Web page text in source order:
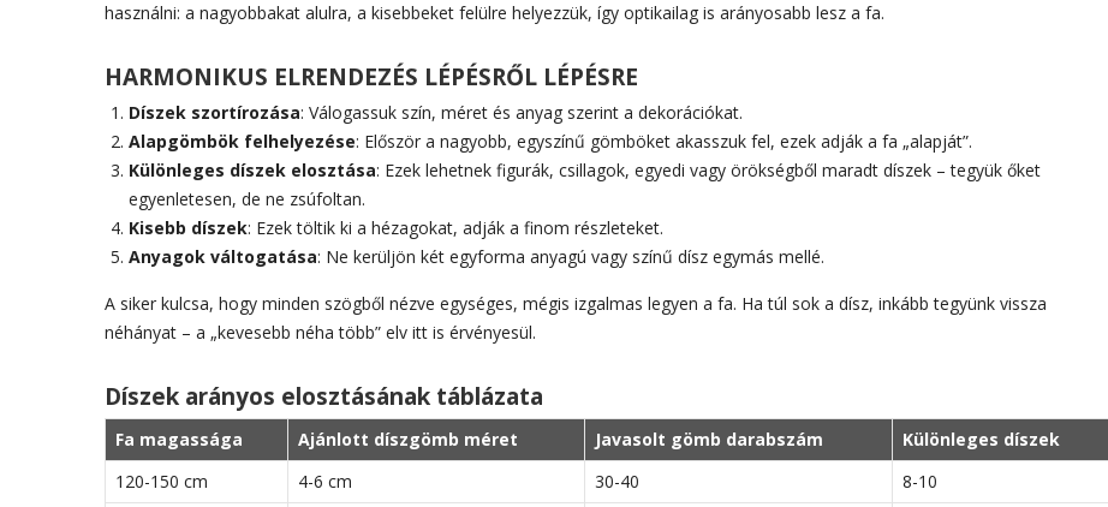
használni: a nagyobbakat alulra, a kisebbeket felülre helyezzük, így optikailag is arányosabb lesz a fa.
HARMONIKUS ELRENDEZÉS LÉPÉSRŐL LÉPÉSRE
Díszek szortírozása: Válogassuk szín, méret és anyag szerint a dekorációkat.
Alapgömbök felhelyezése: Először a nagyobb, egyszínű gömböket akasszuk fel, ezek adják a fa „alapját”.
Különleges díszek elosztása: Ezek lehetnek figurák, csillagok, egyedi vagy örökségből maradt díszek – tegyük őket
egyenletesen, de ne zsúfoltan.
Kisebb díszek: Ezek töltik ki a hézagokat, adják a finom részleteket.
Anyagok váltogatása: Ne kerüljön két egyforma anyagú vagy színű dísz egymás mellé.
A siker kulcsa, hogy minden szögből nézve egységes, mégis izgalmas legyen a fa. Ha túl sok a dísz, inkább tegyünk vissza
néhányat – a „kevesebb néha több” elv itt is érvényesül.
Díszek arányos elosztásának táblázata
Fa magassága Ajánlott díszgömb méret Javasolt gömb darabszám
Különleges díszek
120-150 cm
4-6 cm 30-40
8-10